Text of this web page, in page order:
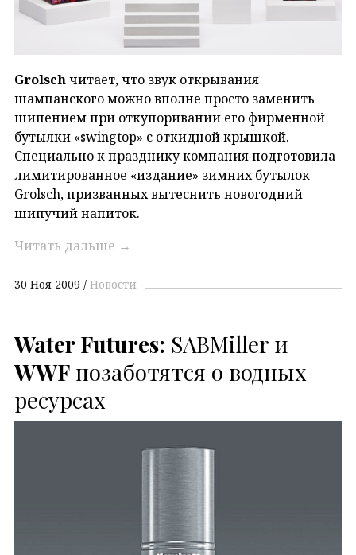
Grolschчитает, что звук открывания
шампанского можно вполне просто заменить
шипением при откупоривании его фирменной
бутылки «swingtop» с откидной крышкой.
Специально к празднику компания подготовила
лимитированное «издание» зимних бутылок
Grolsch, призванных вытеснить новогодний
шипучий напиток.
Читать дальше →
30 Ноя 2009 Новости
Water Futures: SABMiller и
WWF позаботятся о водных
ресурсах